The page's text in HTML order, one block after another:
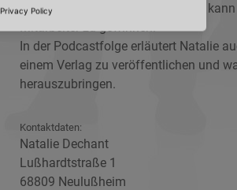
Speaker auf Bühnen gebucht und
Mitarbeiter zu gewinnen.
In der Podcastfolge erläutert Natalie
einem Verlag zu veröffentlichen und
herauszubringen.
Kontaktdaten:
Natalie Dechant
Lußhardtstraße 1
68809 Neulußheim
Privacy Policy